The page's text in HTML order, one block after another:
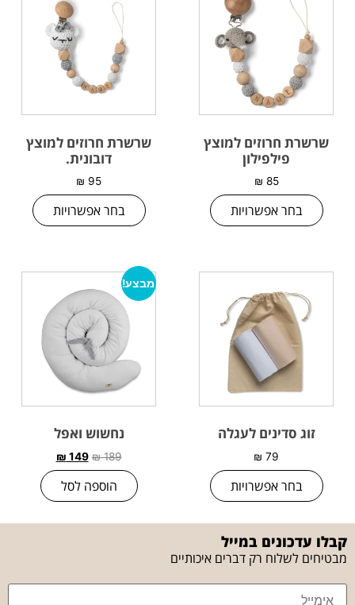
שרשרת חרוזים למוצץ
פילפילון
₪ 85
בחר אפשרויות
שרשרת חרוזים למוצץ
דובונית.
₪ 95
בחר אפשרויות
זוג סדינים לעגלה
₪ 79
בחר אפשרויות
מבצע!
נחשוש ואפל
₪189
₪ 149
הוספה לסל
קבלו עדכונים במייל
מבטיחים לשלוח רק דברים איכותיים